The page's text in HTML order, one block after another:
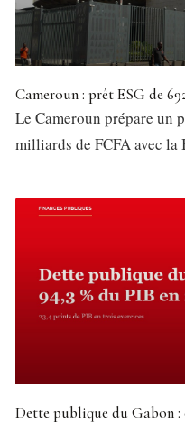
Cameroun : prêt ESG de
Le Cameroun prépare un
milliards de FCFA avec la
Dette publique du Gabon :